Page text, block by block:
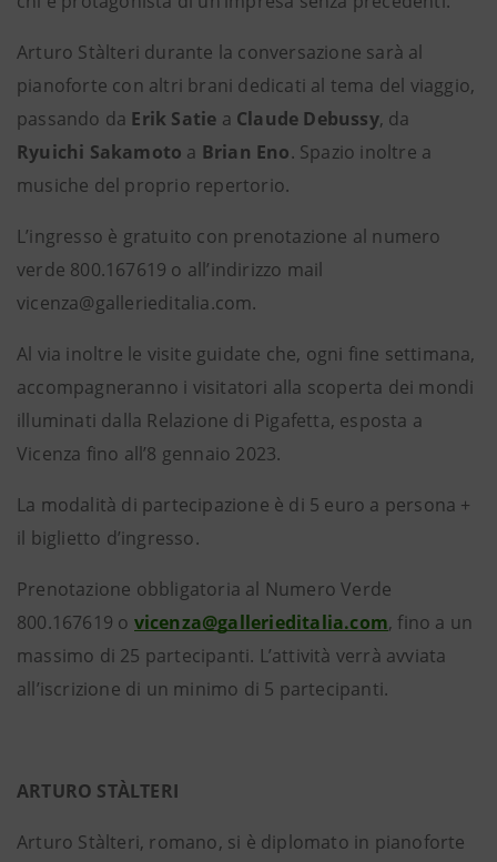
Arturo Stàlteri durante la conversazione sarà al
pianoforte con altri brani dedicati al tema del viaggio,
passando da Erik Satie a Claude Debussy, da
Ryuichi Sakamoto a Brian Eno. Spazio inoltre a
musiche del proprio repertorio.
L’ingresso è gratuito con prenotazione al numero
verde 800.167619 o all’indirizzo mail
vicenza@gallerieditalia.com.
Al via inoltre le visite guidate che, ogni fine settimana,
accompagneranno i visitatori alla scoperta dei mondi
illuminati dalla Relazione di Pigafetta, esposta a
Vicenza fino all’8 gennaio 2023.
La modalità di partecipazione è di 5 euro a persona +
il biglietto d’ingresso.
Prenotazione obbligatoria al Numero Verde
800.167619 o vicenza@gallerieditalia.com, fino a un
massimo di 25 partecipanti. L’attività verrà avviata
all’iscrizione di un minimo di 5 partecipanti.
ARTURO STÀLTERI
Arturo Stàlteri, romano, si è diplomato in pianoforte